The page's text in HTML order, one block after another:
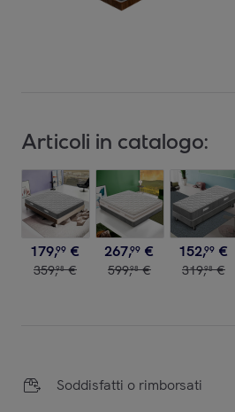
Articoli in catalogo:
179,99 €
359,98 €
267,99 €
599,98 €
152,99 €
319,98 €
Soddisfatti o rimborsati